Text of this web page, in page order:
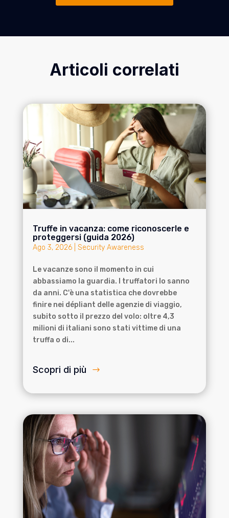
Articoli correlati
Truffe in vacanza: come riconoscerle e
proteggersi (guida 2026)
Ago 3, 2026| Security Awareness
Le vacanze sono il momento in cui
abbassiamo la guardia. I truffatori lo sanno
da anni. C'è una statistica che dovrebbe
finire nei dépliant delle agenzie di viaggio,
subito sotto il prezzo del volo: oltre 4,3
milioni di italiani sono stati vittime di una
truffa o di...
Scopri di più